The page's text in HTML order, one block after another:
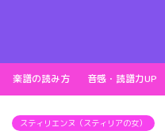
楽譜の読み方 音感・読譜力UP
スティリエンヌ（スティリアの女）